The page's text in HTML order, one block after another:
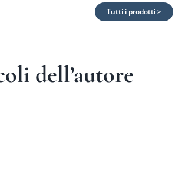
Tutti i prodotti >
dell’autore